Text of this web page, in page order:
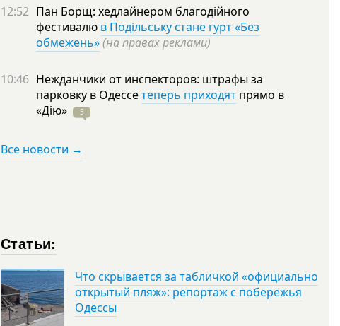
12:52 Пан Борщ: хедлайнером благодійного
фестивалю в Подільську стане гурт «Без
обмежень»(на правах реклами)
10:46 Нежданчики от инспекторов: штрафы за
парковку в Одессетеперь приходят прямо в
«Дію»
5
Все новости →
Статьи:
Что скрывается за табличкой «официально
открытый пляж»: репортаж с побережья
Одессы